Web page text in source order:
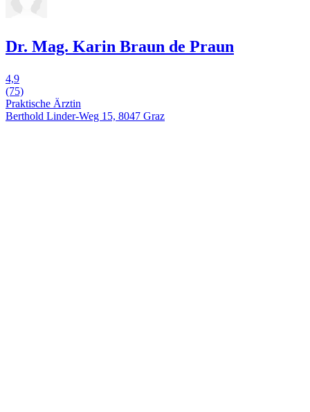
Dr. Mag. Karin Braun de Praun
4,9
(75)
Praktische Ärztin
Berthold Linder-Weg 15, 8047 Graz